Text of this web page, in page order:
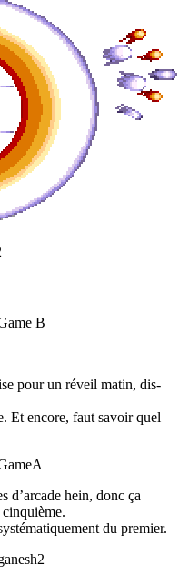
B
pour un réveil matin, dis-
Et encore, faut savoir quel
d’arcade hein, donc ça
du premier.